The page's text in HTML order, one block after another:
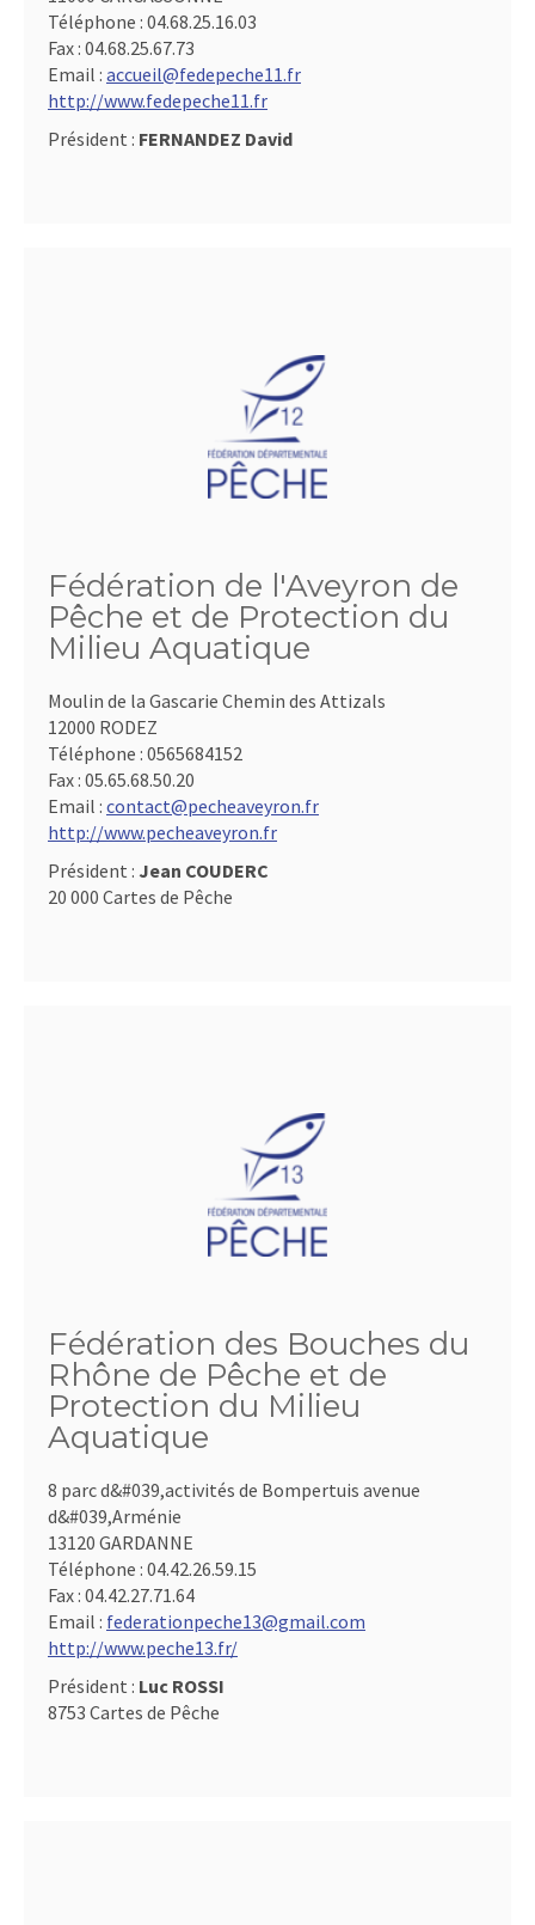
Téléphone : 04.68.25.16.03
Fax : 04.68.25.67.73
Email : accueil@fedepeche11.fr
http://www.fedepeche11.fr
Président : FERNANDEZ David
Fédération de l'Aveyron de
Pêche et de Protection du
Milieu Aquatique
Moulin de la Gascarie Chemin des Attizals
12000 RODEZ
Téléphone : 0565684152
Fax : 05.65.68.50.20
Email : contact@pecheaveyron.fr
http://www.pecheaveyron.fr
Président : Jean COUDERC
20 000 Cartes de Pêche
Fédération des Bouches du
Rhône de Pêche et de
Protection du Milieu
Aquatique
8 parc d&#039,activités de Bompertuis avenue
d&#039,Arménie
13120 GARDANNE
Téléphone : 04.42.26.59.15
Fax : 04.42.27.71.64
Email : federationpeche13@gmail.com
http://www.peche13.fr/
Président : Luc ROSSI
8753 Cartes de Pêche